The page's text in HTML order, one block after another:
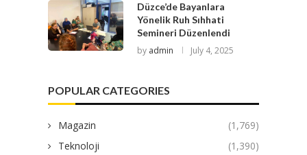
Düzce’de Bayanlara
Yönelik Ruh Sıhhati
Semineri Düzenlendi
by admin July 4, 2025
POPULAR CATEGORIES
Magazin
(1,769)
Teknoloji
(1,390)